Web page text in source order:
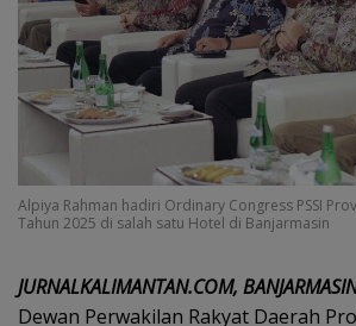
Alpiya Rahman hadiri Ordinary Congress PSSI
Tahun 2025 di salah satu Hotel di Banjarmasin
‎JURNALKALIMANTAN.COM,
Dewan Perwakilan Rakyat Daerah